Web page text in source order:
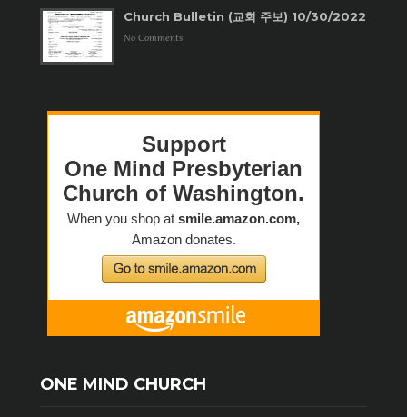
Church Bulletin (교회 주보) 10/30/2022
No Comments
ONE MIND CHURCH